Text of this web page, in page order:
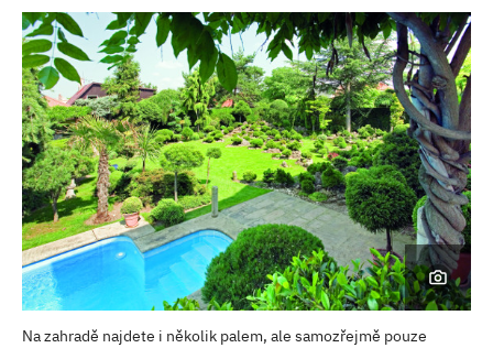
Na zahradě najdete i několik palem, ale samozřejmě pouze